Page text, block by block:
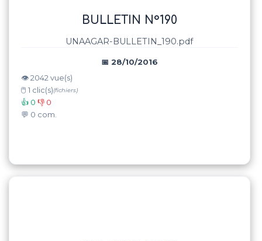
BULLETIN N°190
UNAAGAR-BULLETIN_190.pdf
📅 28/10/2016
👁️ 2042 vue(s)
🖱️ 1 clic(s)(fichiers)
👍 0 👎 0
💬 0 com.